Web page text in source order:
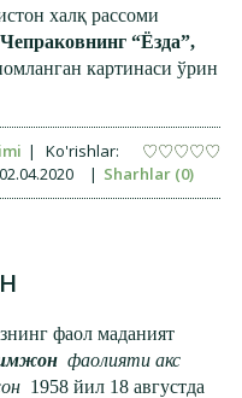
халқ рассоми
“Ёзда”,
картинаси ўрин
|
Ko'rishlar:
02.04.2020 | Sharhlar (0)
фаол маданият
фаолияти акс
1958 йил 18 августда